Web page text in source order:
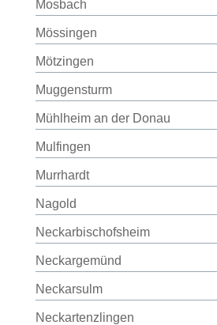
Mosbach
Mössingen
Mötzingen
Muggensturm
Mühlheim an der Donau
Mulfingen
Murrhardt
Nagold
Neckarbischofsheim
Neckargemünd
Neckarsulm
Neckartenzlingen